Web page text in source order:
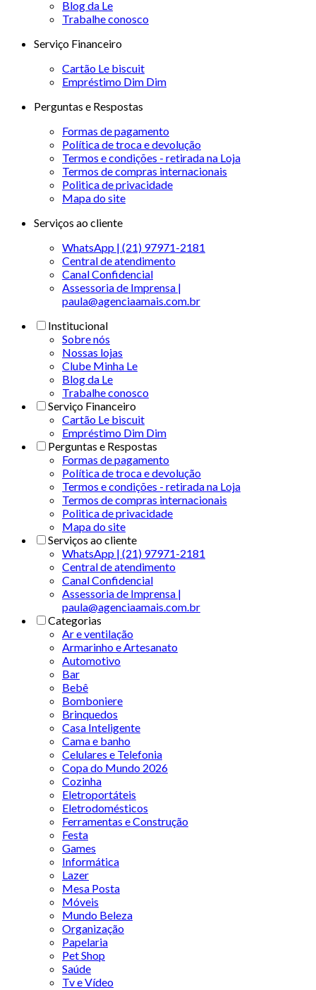
Blog da Le
Trabalhe conosco
Serviço Financeiro
Cartão Le biscuit
Empréstimo Dim Dim
Perguntas e Respostas
Formas de pagamento
Política de troca e devolução
Termos e condições - retirada na Loja
Termos de compras internacionais
Politica de privacidade
Mapa do site
Serviços ao cliente
WhatsApp | (21) 97971-2181
Central de atendimento
Canal Confidencial
Assessoria de Imprensa |
paula@agenciaamais.com.br
Institucional
Sobre nós
Nossas lojas
Clube Minha Le
Blog da Le
Trabalhe conosco
Serviço Financeiro
Cartão Le biscuit
Empréstimo Dim Dim
Perguntas e Respostas
Formas de pagamento
Política de troca e devolução
Termos e condições - retirada na Loja
Termos de compras internacionais
Politica de privacidade
Mapa do site
Serviços ao cliente
WhatsApp | (21) 97971-2181
Central de atendimento
Canal Confidencial
Assessoria de Imprensa |
paula@agenciaamais.com.br
Categorias
Ar e ventilação
Armarinho e Artesanato
Automotivo
Bar
Bebê
Bomboniere
Brinquedos
Casa Inteligente
Cama e banho
Celulares e Telefonia
Copa do Mundo 2026
Cozinha
Eletroportáteis
Eletrodomésticos
Ferramentas e Construção
Festa
Games
Informática
Lazer
Mesa Posta
Móveis
Mundo Beleza
Organização
Papelaria
Pet Shop
Saúde
Tv e Vídeo